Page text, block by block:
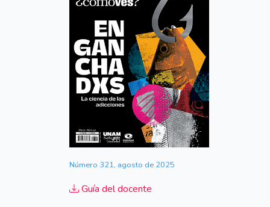
Número 321, agosto de 2025
Guía del docente